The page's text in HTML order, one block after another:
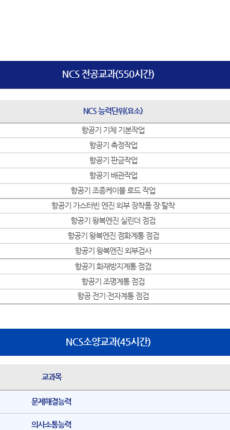
NCS 전공교과(550시간)
NCS 능력단위(요소)
항공기 기체 기본작업
항공기 측정작업
항공기 판금작업
항공기 배관작업
항공기 조종케이블 로드 작업
항공기 가스터빈 엔진 외부 장착품 장·탈착
항공기 왕복엔진 실린더 점검
항공기 왕복엔진 점화계통 점검
항공기 왕복엔진 외부검사
항공기 화재방지계통 점검
항공기 조명계통 점검
항공 전기·전자계통 점검
NCS소양교과(45시간)
교과목
문제해결능력
의사소통능력